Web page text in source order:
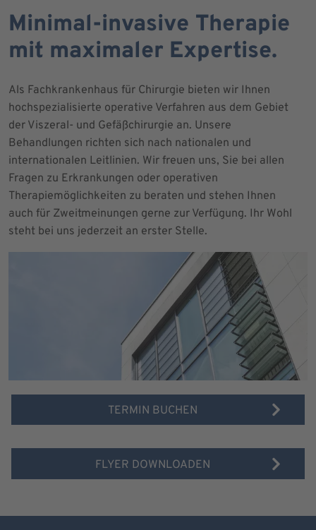
Minimal-invasive Therapie
mit maximaler Expertise.
Als Fachkrankenhaus für Chirurgie bieten wir Ihnen
hochspezialisierte operative Verfahren aus dem Gebiet
der Viszeral- und Gefäßchirurgie an. Unsere
Behandlungen richten sich nach nationalen und
internationalen Leitlinien. Wir freuen uns, Sie bei allen
Fragen zu Erkrankungen oder operativen
Therapiemöglichkeiten zu beraten und stehen Ihnen
auch für Zweitmeinungen gerne zur Verfügung. Ihr Wohl
steht bei uns jederzeit an erster Stelle.
TERMIN BUCHEN
FLYER DOWNLOADEN